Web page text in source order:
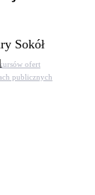
ofert
publicznych
Sokół